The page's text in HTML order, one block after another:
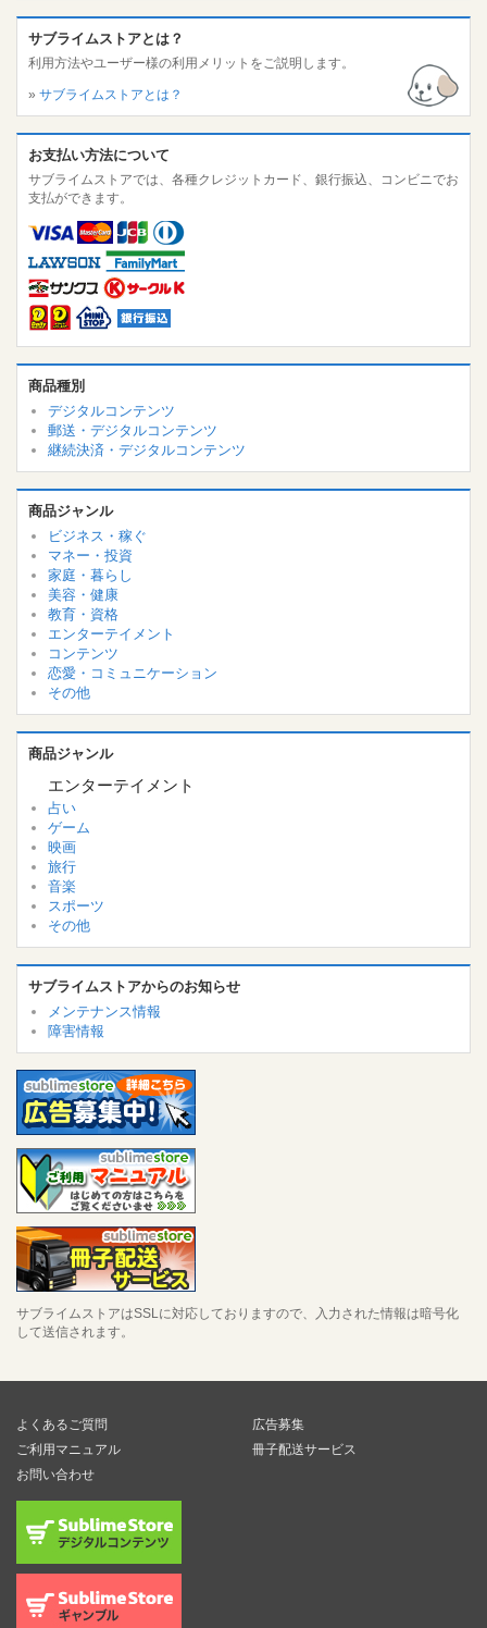
サブライムストアとは？
利用方法やユーザー様の利用メリットをご説明します。
» サブライムストアとは？
お支払い方法について
サブライムストアでは、各種クレジットカード、銀行振込、コンビニでお
支払ができます。
商品種別
デジタルコンテンツ
郵送・デジタルコンテンツ
継続決済・デジタルコンテンツ
商品ジャンル
ビジネス・稼ぐ
マネー・投資
家庭・暮らし
美容・健康
教育・資格
エンターテイメント
コンテンツ
恋愛・コミュニケーション
その他
商品ジャンル
エンターテイメント
占い
ゲーム
映画
旅行
音楽
スポーツ
その他
サブライムストアからのお知らせ
メンテナンス情報
障害情報
サブライムストアはSSLに対応しておりますので、入力された情報は暗号化
して送信されます。
よくあるご質問
ご利用マニュアル
お問い合わせ
広告募集
冊子配送サービス